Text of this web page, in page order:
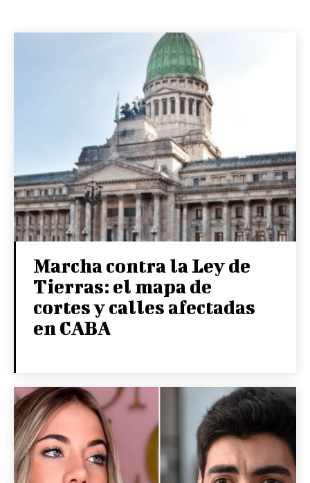
Marcha contra la Ley de
Tierras: el mapa de
cortes y calles afectadas
en CABA